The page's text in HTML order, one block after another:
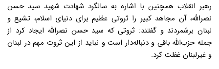
رهبر انقلاب همچنین با اشاره به سالگرد شهادت شهید سید حسن
نصرالله،‌ آن مجاهد کبیر را ثروتی عظیم برای دنیای اسلام،‌ تشیع و
لبنان برشمردند و گفتند: ثروتی که سید حسن نصرالله ایجاد کرد از
جمله حزب‌الله باقی و دنباله‌دار است و نباید از این ثروت مهم در لبنان
و غیرلبنان غفلت کرد.